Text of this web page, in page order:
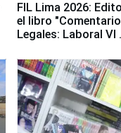
FIL Lima 2026:
el libro
Legales: Laboral Vl